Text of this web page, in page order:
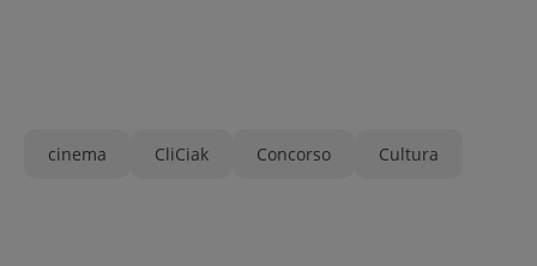
cinema CliCiak Concorso Cultura